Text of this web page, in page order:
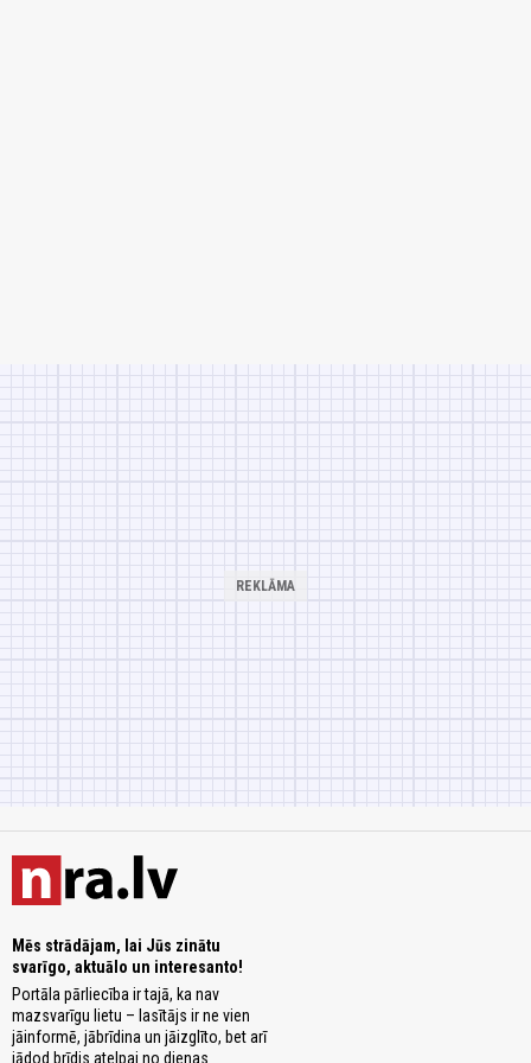
Mēs strādājam, lai Jūs zinātu
svarīgo, aktuālo un interesanto!
Portāla pārliecība ir tajā, ka nav
mazsvarīgu lietu – lasītājs ir ne vien
jāinformē, jābrīdina un jāizglīto, bet arī
jādod brīdis atelpai no dienas